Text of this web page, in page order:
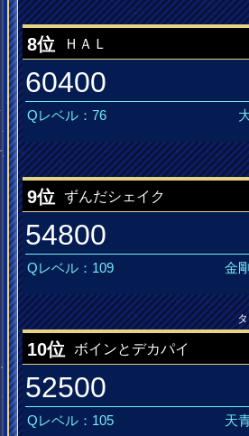
8位 ＨＡＬ
60400
Qレベル：76
9位 恋桜の刻
ずんだシェイク
54800
Qレベル：109 金
10位 果てちゃえ♪
ボインとデカパイ
52500
Qレベル：105 天